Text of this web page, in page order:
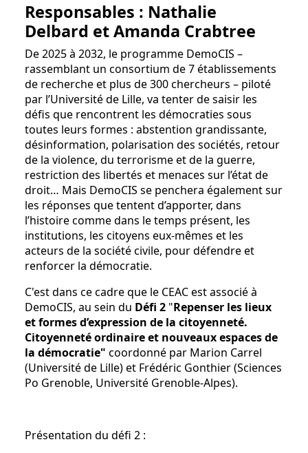
Responsables : Nathalie
Delbard et Amanda Crabtree
De 2025 à 2032, le programme DemoCIS –
rassemblant un consortium de 7 établissements
de recherche et plus de 300 chercheurs – piloté
par l’Université de Lille, va tenter de saisir les
défis que rencontrent les démocraties sous
toutes leurs formes : abstention grandissante,
désinformation, polarisation des sociétés, retour
de la violence, du terrorisme et de la guerre,
restriction des libertés et menaces sur l’état de
droit… Mais DemoCIS se penchera également sur
les réponses que tentent d’apporter, dans
l’histoire comme dans le temps présent, les
institutions, les citoyens eux-mêmes et les
acteurs de la société civile, pour défendre et
renforcer la démocratie.
C'est dans ce cadre que le CEAC est associé à
DemoCIS, au sein du Défi 2 "Repenser les lieux
et formes d’expression de la citoyenneté.
Citoyenneté ordinaire et nouveaux espaces de
la démocratie" coordonné par Marion Carrel
(Université de Lille) et Frédéric Gonthier (Sciences
Po Grenoble, Université Grenoble-Alpes).
Présentation du défi 2 :